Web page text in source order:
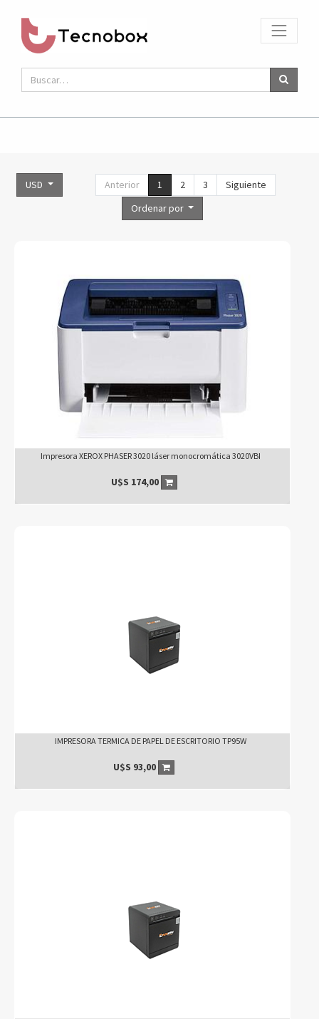
USD Anterior 1 2 3
Siguiente
Ordenar por
Impresora XEROX PHASER 3020 láser monocromática 3020VBI
U$S 174,00
IMPRESORA TERMICA DE PAPEL DE ESCRITORIO TP95W
U$S 93,00